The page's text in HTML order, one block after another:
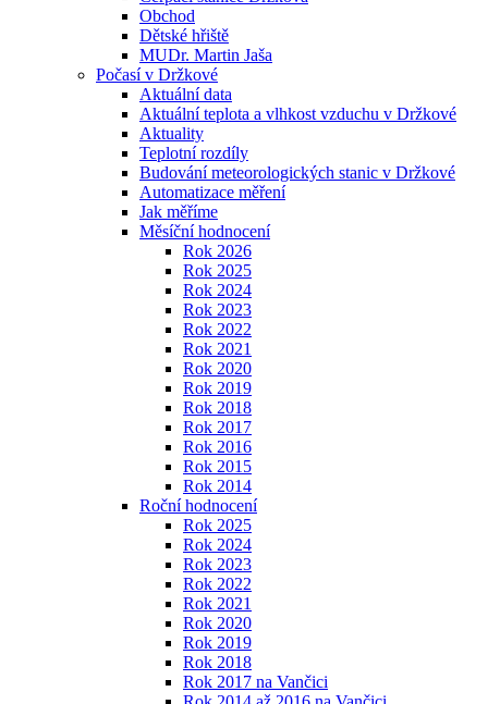
Obchod
Dětské hřiště
MUDr. Martin Jaša
Počasí v Držkové
Aktuální data
Aktuální teplota a vlhkost vzduchu v Držkové
Aktuality
Teplotní rozdíly
Budování meteorologických stanic v Držkové
Automatizace měření
Jak měříme
Měsíční hodnocení
Rok 2026
Rok 2025
Rok 2024
Rok 2023
Rok 2022
Rok 2021
Rok 2020
Rok 2019
Rok 2018
Rok 2017
Rok 2016
Rok 2015
Rok 2014
Roční hodnocení
Rok 2025
Rok 2024
Rok 2023
Rok 2022
Rok 2021
Rok 2020
Rok 2019
Rok 2018
Rok 2017 na Vančici